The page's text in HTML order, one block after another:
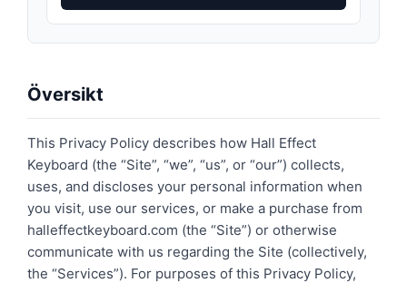
Översikt
This Privacy Policy describes how Hall Effect
Keyboard (the “Site”, “we”, “us”, or “our”) collects,
uses, and discloses your personal information when
you visit, use our services, or make a purchase from
halleffectkeyboard.com (the “Site”) or otherwise
communicate with us regarding the Site (collectively,
the “Services”). For purposes of this Privacy Policy,